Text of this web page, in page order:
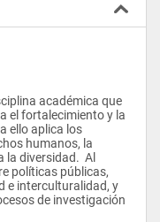
académica que
el fortalecimiento y la
ello aplica los
humanos, la
la diversidad.  Al
políticas públicas,
e interculturalidad, y
de investigación